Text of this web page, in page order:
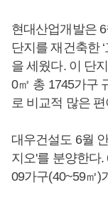
현대산업개발은
단지를 재건축한
을 세웠다. 이 단
0㎡ 총 1745가구
로 비교적 많은 편
대우건설도 6월
지오'를 분양한다
09가구(40~59㎡)